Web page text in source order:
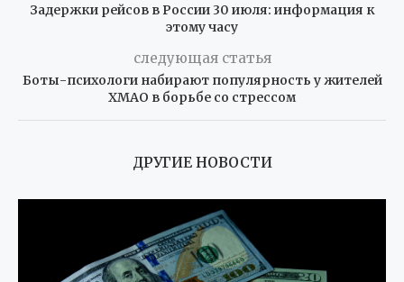
Задержки рейсов в России 30 июля: информация к
этому часу
следующая статья
Боты-психологи набирают популярность у жителей
ХМАО в борьбе со стрессом
ДРУГИЕ НОВОСТИ